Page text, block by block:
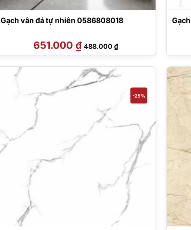
Gạch vân đá tự nhiên 0586808018
651.000₫ Giá
gốc
là:
488.000₫Giá
hiện
tại
488.000 ₫.
-25%